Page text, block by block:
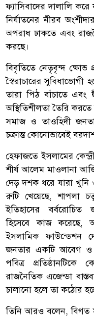
ফ্যাসিবাদের দালালি
নির্যাতনের নীরব
অপরাধ ঢাকতে এবং
করছে।
​বিবৃতিতে নেতৃবৃন্দ ক্ষোভ
স্বৈরাচারের
তারা পিঠ বাঁচাতে এবং
অস্থিতিশীলতা তৈরি
সমাজ ও তাওহিদী
চক্রান্ত কোনোভাবেই
হেফাজতে ইসলামের
শীর্ষ আলেম মাওলানা
দেড় দশক ধরে যারা খুনি
রুটি খেয়েছে, শাপলা
ইতিহাসের বর্বরোচিত
হিসেবে কাজ করেছে,
ইসলামিক ফাউন্ডেশন
জনতার একটি আবেগ ও
পবিত্র প্রতিষ্ঠানটিকে
রাজনৈতিক এজেন্ডা
চালানো হলে তা কঠোর
​তিনি আরও বলেন, বিগত